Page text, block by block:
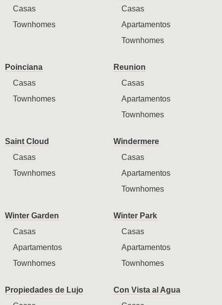
Casas
Townhomes
Casas
Apartamentos
Townhomes
Poinciana
Casas
Townhomes
Reunion
Casas
Apartamentos
Townhomes
Saint Cloud
Casas
Townhomes
Windermere
Casas
Apartamentos
Townhomes
Winter Garden
Casas
Apartamentos
Townhomes
Winter Park
Casas
Apartamentos
Townhomes
Propiedades de Lujo
Con Vista al Agua